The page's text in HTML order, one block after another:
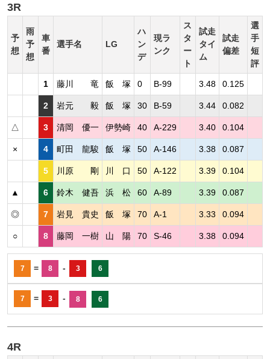
3R
予
想
雨
予
想
車
番
選手名 LG
ハ
ン
デ
現ラ
ンク
ス
タ
ー
ト
試走
タイ
ム
試走
偏差
選
手
短
評
1 藤川 竜 飯 塚 0 B-99 3.48 0.125
2 岩元 毅 飯 塚 30 B-59 3.44 0.082
△ 3 清岡 優一 伊勢崎 40 A-229 3.40 0.104
× 4 町田 龍駿 飯 塚 50 A-146 3.38 0.087
5 川原 剛 川 口 50 A-122 3.39 0.104
▲ 6 鈴木 健吾 浜 松 60 A-89 3.39 0.087
◎ 7 岩見 貴史 飯 塚 70 A-1 3.33 0.094
○ 8 藤岡 一樹 山 陽 70 S-46 3.38 0.094
7 = 8 - 3 6
7 = 3 - 8 6
4R